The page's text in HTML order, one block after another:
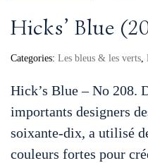
Hicks’ Blue
Categories: Les bleus & les verts,
Hick’s Blue – No 208.
importants designers
soixante-dix, a utilisé
couleurs fortes pour